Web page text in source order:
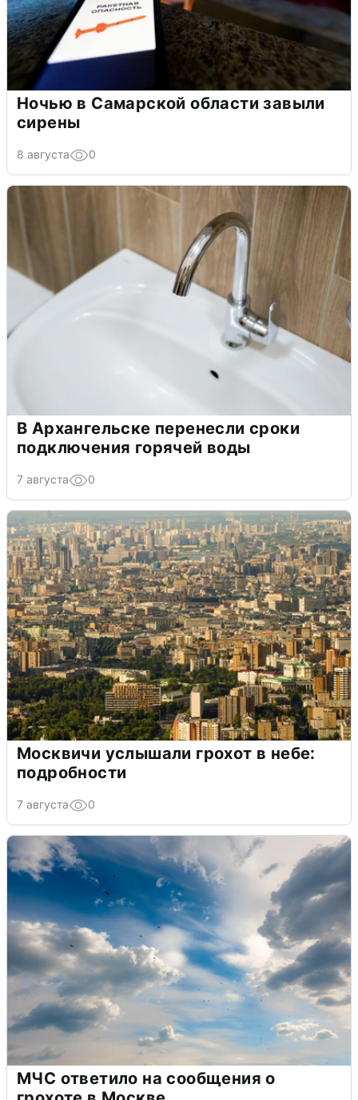
Ночью в Самарской области завыли
сирены
8 августа 0
В Архангельске перенесли сроки
подключения горячей воды
7 августа 0
Москвичи услышали грохот в небе:
подробности
7 августа 0
МЧС ответило на сообщения о